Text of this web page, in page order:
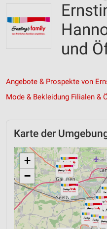
und
Angebote & Prospekte von
Mode & Bekleidung Filialen &
Karte der
+
−